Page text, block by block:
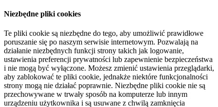
Niezbędne pliki cookies
Te pliki cookie są niezbędne do tego, aby umożliwić prawidłowe
poruszanie się po naszym serwisie internetowym. Pozwalają na
działanie niezbędnych funkcji strony takich jak logowanie,
ustawienia preferencji prywatności lub zapewnienie bezpieczeństwa
i nie mogą być wyłączone. Możesz zmienić ustawienia przeglądarki,
aby zablokować te pliki cookie, jednakże niektóre funkcjonalności
strony mogą nie działać poprawnie. Niezbędne pliki cookie nie są
przechowywane w trwały sposób na komputerze lub innym
urządzeniu użytkownika i są usuwane z chwilą zamknięcia